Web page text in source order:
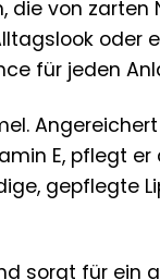
von zarten
oder
für jeden
E, pflegt er
gepflegte
sorgt für ein